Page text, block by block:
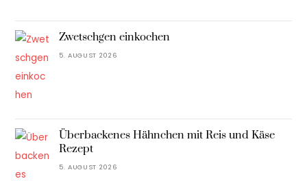
Zwetschgen einkochen
5. AUGUST 2026
Überbackenes Hähnchen mit Reis und Käse
Rezept
5. AUGUST 2026